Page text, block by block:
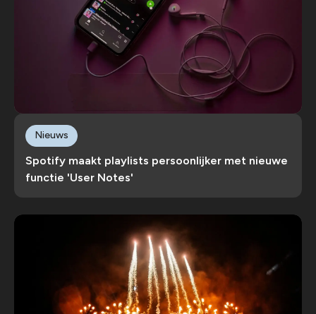
Spotify maakt playlists persoonlijker met nieuwe
functie 'User Notes'
Nieuws